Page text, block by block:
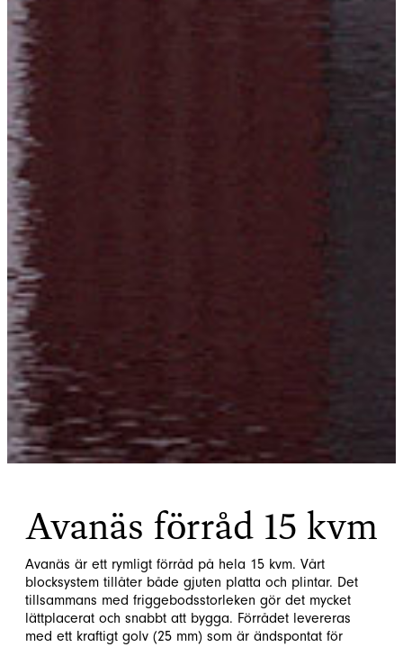
Avanäs förråd 15 kvm
Avanäs är ett rymligt förråd på hela 15 kvm. Vårt
blocksystem tillåter både gjuten platta och plintar. Det
tillsammans med friggebodsstorleken gör det mycket
lättplacerat och snabbt att bygga. Förrådet levereras
med ett kraftigt golv (25 mm) som är ändspontat för